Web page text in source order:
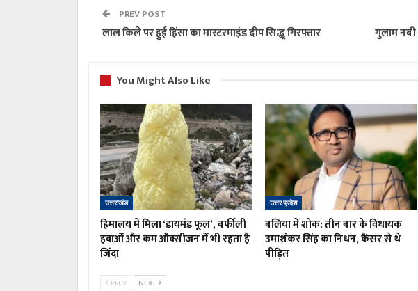
PREV POST
लाल किले पर हुई हिंसा का मास्टरमाइंड दीप सिद्धू गिरफ्तार
गुलाम
You Might Also Like
उत्तराखंड
हिमालय में मिला ‘डायमंड फूल’, बर्फीली
हवाओं और कम ऑक्सीजन में भी रहता है
जिंदा
उत्तर प्रदेश
बलिया में शोक: तीन बार के विधायक
उमाशंकर सिंह का निधन, कैंसर से थे
पीड़ित
PREV NEXT